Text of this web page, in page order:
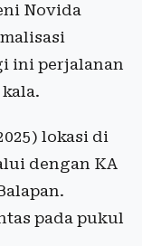
Novida
ini perjalanan
lokasi di
dengan KA
pada pukul